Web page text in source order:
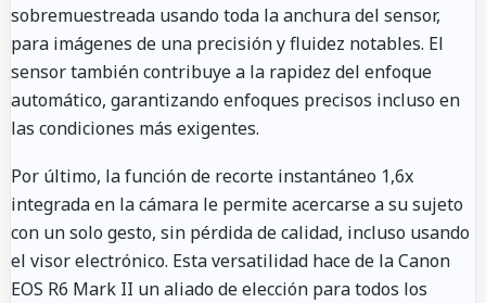
sobremuestreada usando toda la anchura del sensor,
para imágenes de una precisión y fluidez notables. El
sensor también contribuye a la rapidez del enfoque
automático, garantizando enfoques precisos incluso en
las condiciones más exigentes.
Por último, la función de recorte instantáneo 1,6x
integrada en la cámara le permite acercarse a su sujeto
con un solo gesto, sin pérdida de calidad, incluso usando
el visor electrónico. Esta versatilidad hace de la Canon
EOS R6 Mark II un aliado de elección para todos los